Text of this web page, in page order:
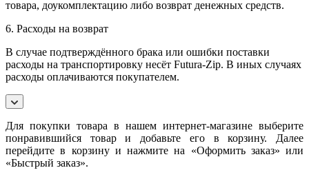
товара, доукомплектацию либо возврат денежных средств.
6. Расходы на возврат
В случае подтверждённого брака или ошибки поставки
расходы на транспортировку несёт Futura-Zip. В иных случаях
расходы оплачиваются покупателем.
Для покупки товара в нашем интернет-магазине выберите
понравившийся товар и добавьте его в корзину. Далее
перейдите в корзину и нажмите на «Оформить заказ» или
«Быстрый заказ».